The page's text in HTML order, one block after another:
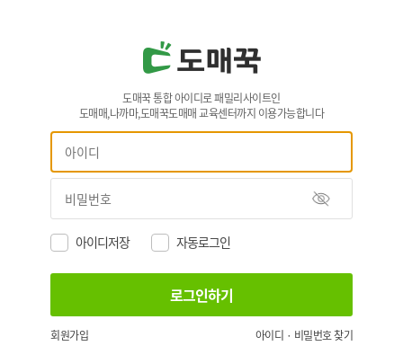
도매꾹 통합 아이디로 패밀리사이트인
도매매,나까마,도매꾹도매매 교육센터까지 이용가능합니다
아이디저장 자동로그인
회원가입 아이디 · 비밀번호 찾기